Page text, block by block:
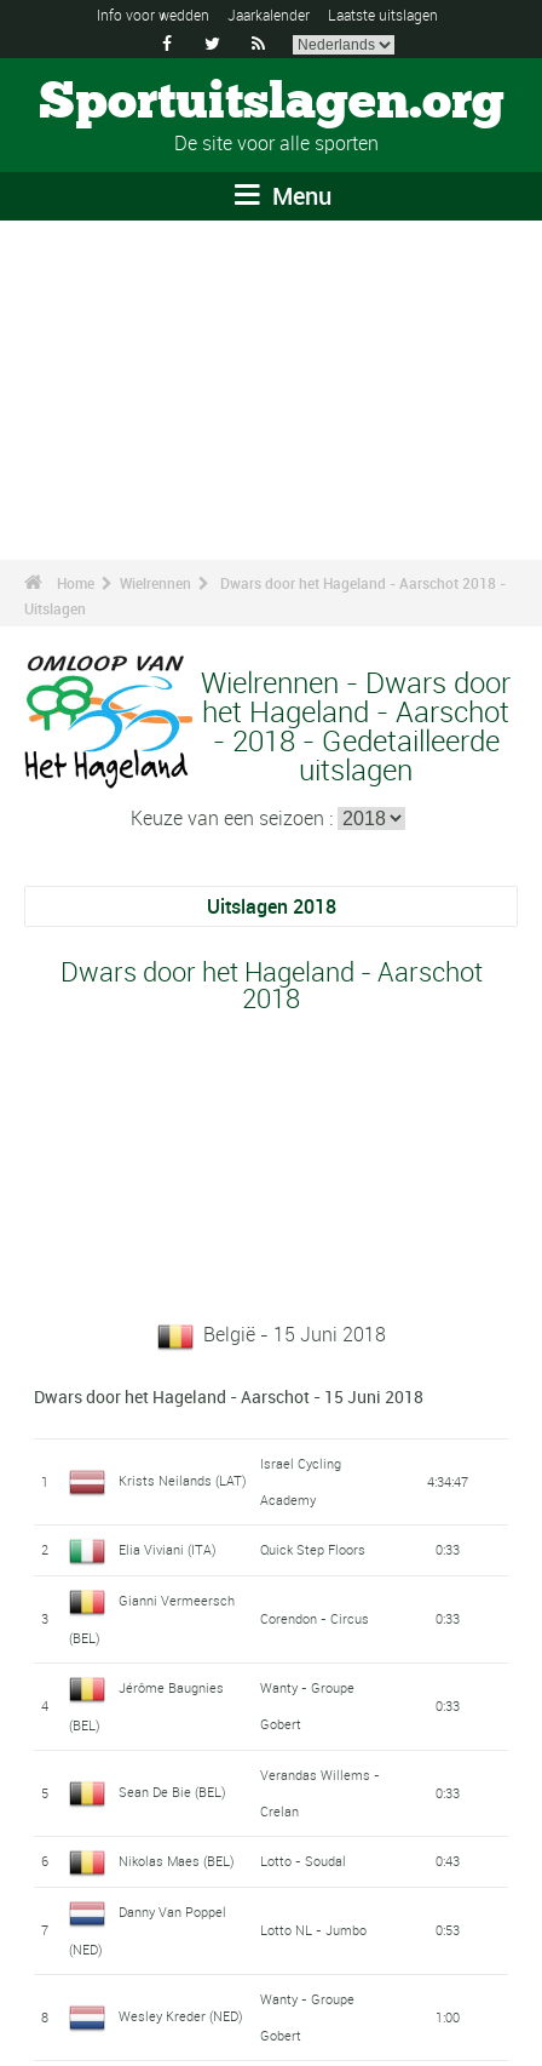
Info voor wedden Jaarkalender Laatste uitslagen
  
Sportuitslagen.org
De site voor alle sporten
Menu
Home Wielrennen
Dwars door het Hageland - Aarschot 2018 -
Uitslagen
Wielrennen - Dwars door
het Hageland - Aarschot
- 2018 - Gedetailleerde
uitslagen
Keuze van een seizoen :
Uitslagen 2018
Dwars door het Hageland - Aarschot
2018
België - 15 Juni 2018
Dwars door het Hageland - Aarschot - 15 Juni 2018
1 Krists Neilands (LAT)
Israel Cycling
Academy
4:34:47
2 Elia Viviani (ITA) Quick Step Floors 0:33
3
Gianni Vermeersch
(BEL)
Corendon - Circus 0:33
4
Jérôme Baugnies
(BEL)
Wanty - Groupe
Gobert
0:33
5 Sean De Bie (BEL)
Verandas Willems -
Crelan
0:33
6 Nikolas Maes (BEL) Lotto - Soudal 0:43
7
Danny Van Poppel
(NED)
Lotto NL - Jumbo 0:53
8 Wesley Kreder (NED)
Wanty - Groupe
Gobert
1:00